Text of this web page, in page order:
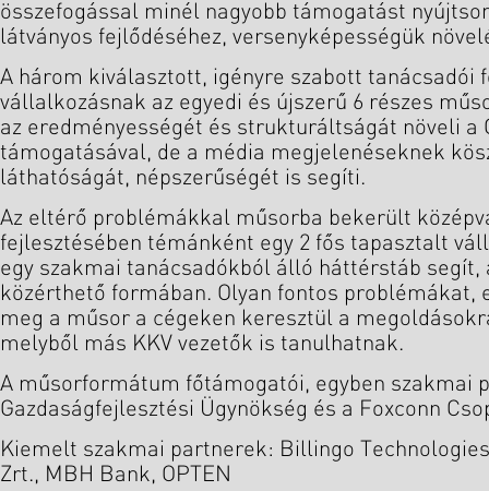
összefogással minél nagyobb támogatást
látványos fejlődéséhez, versenyképességük
A három kiválasztott, igényre szabott tanácsadói
vállalkozásnak az egyedi és újszerű 6 részes
az eredményességét és strukturáltságát növeli a
támogatásával, de a média megjelenéseknek
láthatóságát, népszerűségét is segíti.
Az eltérő problémákkal műsorba bekerült
fejlesztésében témánként egy 2 fős tapasztalt
egy szakmai tanácsadókból álló háttérstáb segít,
közérthető formában. Olyan fontos problémákat,
meg a műsor a cégeken keresztül a
melyből más KKV vezetők is tanulhatnak.
A műsorformátum főtámogatói, egyben szakmai
Gazdaságfejlesztési Ügynökség és a Foxconn
Kiemelt szakmai partnerek: Billingo
Zrt., MBH Bank, OPTEN